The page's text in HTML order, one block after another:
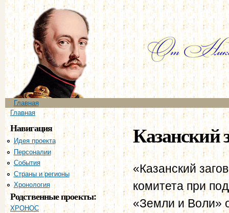
Главное меню
Главная
Вы здесь
Главная
Навигация
Идея проекта
Персоналии
События
Страны и регионы
Хронология
Родственные проекты:
ХРОНОС
Казанский
«Казанский
комитета при
«Земли и Воли»